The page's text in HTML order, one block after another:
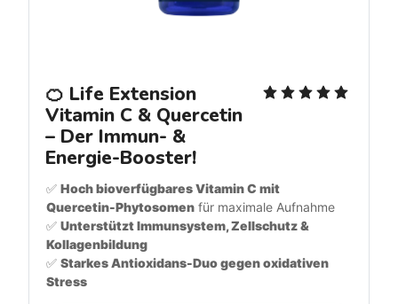
🍊 Life Extension
Vitamin C & Quercetin
– Der Immun- &
Energie-Booster!
✅ Hoch bioverfügbares Vitamin C mit
Quercetin-Phytosomen für maximale Aufnahme
✅ Unterstützt Immunsystem, Zellschutz &
Kollagenbildung
✅ Starkes Antioxidans-Duo gegen oxidativen
Stress